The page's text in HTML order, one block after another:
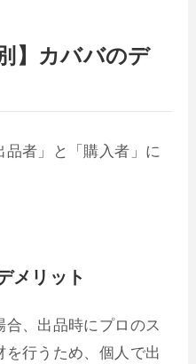
】カババのデ
者」と「購入者」に
メリット
、出品時にプロのス
行うため、個人で出